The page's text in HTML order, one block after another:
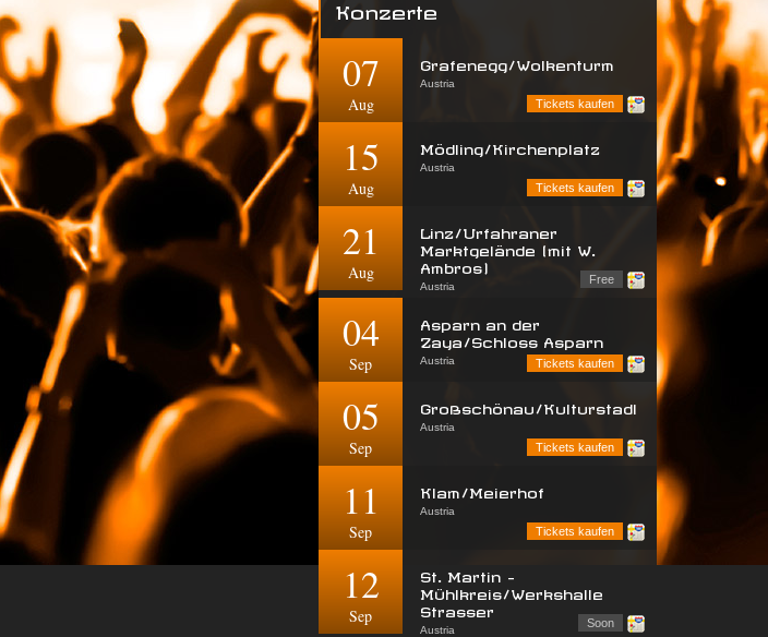
Konzerte
07
Aug
Grafenegg/Wolkenturm
Austria
Tickets kaufen
15
Aug
Mödling/Kirchenplatz
Austria
Tickets kaufen
21
Aug
Linz/Urfahraner
Marktgelände (mit W.
Ambros)
Austria
Free
04
Sep
Asparn an der
Zaya/Schloss Asparn
Austria
Tickets kaufen
05
Sep
Großschönau/Kulturstadl
Austria
Tickets kaufen
11
Sep
Klam/Meierhof
Austria
Tickets kaufen
12
Sep
St. Martin -
Mühlkreis/Werkshalle
Strasser
Austria
Soon